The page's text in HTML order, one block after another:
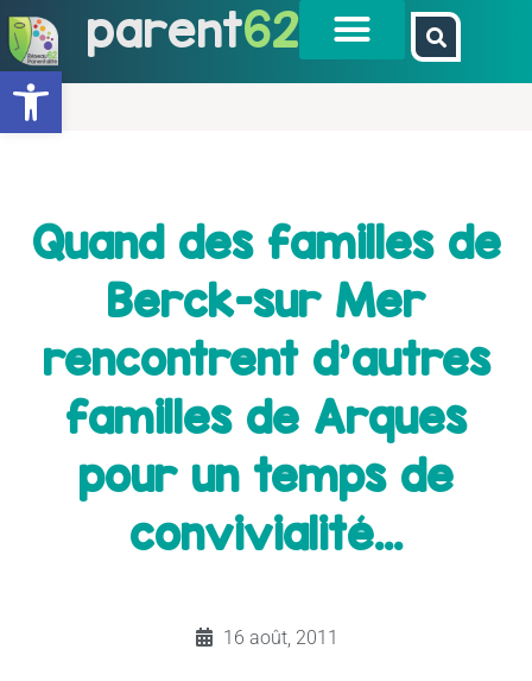
Ouvrir la barre d’outils
parent62
Quand des familles de
Berck-sur Mer
rencontrent d'autres
familles de Arques
pour un temps de
convivialité…
16 août, 2011